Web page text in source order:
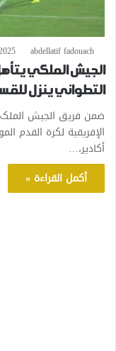
abdellatif fadouach
الجيش الملكي
التطواني ينزل
ضمن فريق الجيش
الإفريقية لكرة القدم
أكادير،…
أكمل القراءة »